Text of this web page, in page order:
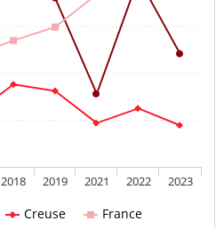
Creuse France
2018 2019 2021 2022 2023